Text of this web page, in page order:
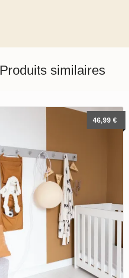
Produits similaires
46,99 €